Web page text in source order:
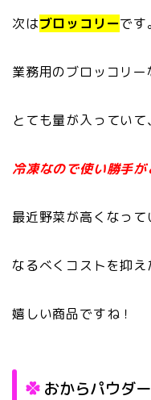
次はブロッコリーです。
業務用のブロッコリー
とても量が入っていて、
冷凍なので使い勝手
最近野菜が高くなって
なるべくコストを抑
嬉しい商品ですね！
おからパウダー